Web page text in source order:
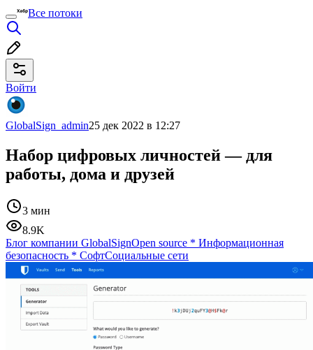
Все потоки
Войти
GlobalSign_admin25 дек 2022 в 12:27
Набор цифровых личностей — для
работы, дома и друзей
3 мин
8.9K
Блог компании GlobalSignOpen source * Информационная
безопасность * СофтСоциальные сети